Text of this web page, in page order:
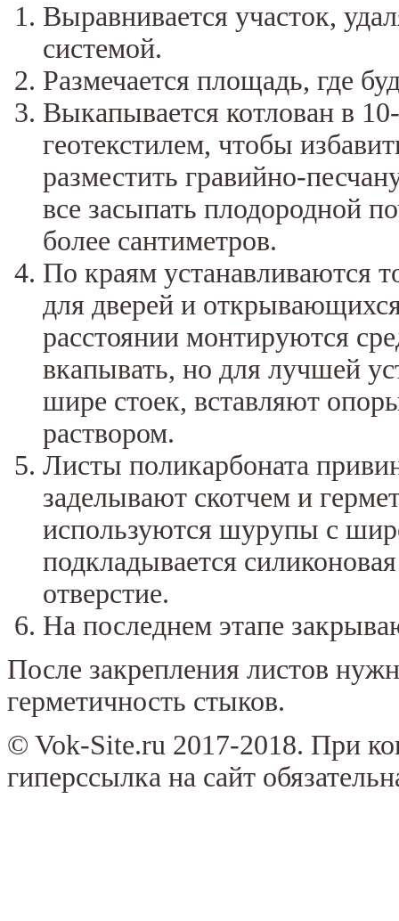
Выравнивается участок,
системой.
Размечается площадь, где
Выкапывается котлован в
геотекстилем, чтобы
разместить гравийно-
все засыпать плодородной
более сантиметров.
По краям устанавливаются
для дверей и
расстоянии монтируются
вкапывать, но для лучшей
шире стоек, вставляют
раствором.
Листы поликарбоната
заделывают скотчем и
используются шурупы с
подкладывается
отверстие.
На последнем этапе
После закрепления листов
герметичность стыков.
© Vok-Site.ru 2017-2018. При
гиперссылка на сайт